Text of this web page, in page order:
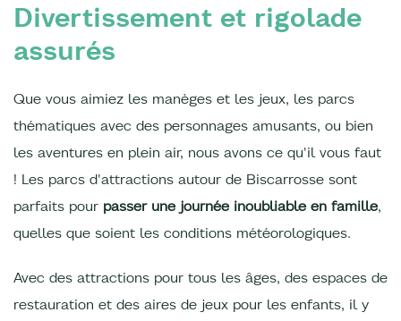
Divertissement et rigolade
assurés
Que vous aimiez les manèges et les jeux, les parcs
thématiques avec des personnages amusants, ou bien
les aventures en plein air, nous avons ce qu'il vous faut
! Les parcs d'attractions autour de Biscarrosse sont
parfaits pour passer une journée inoubliable en famille,
quelles que soient les conditions météorologiques.
Avec des attractions pour tous les âges, des espaces de
restauration et des aires de jeux pour les enfants, il y